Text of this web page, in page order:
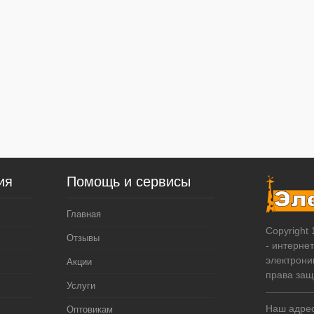
Помощь и сервисы
Главная
Отзывы
Акции
Услуги
Оптовикам
Copyright
-
права
Наш